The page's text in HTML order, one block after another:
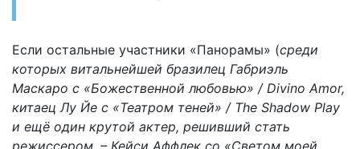
Если остальные участники «Панорамы» (среди
которых витальнейшей бразилец Габриэль
Маскаро c «Божественной любовью» / Divino Amor,
китаец Лу Йе c «Театром теней» / The Shadow Play
и ещё один крутой актер, решивший стать